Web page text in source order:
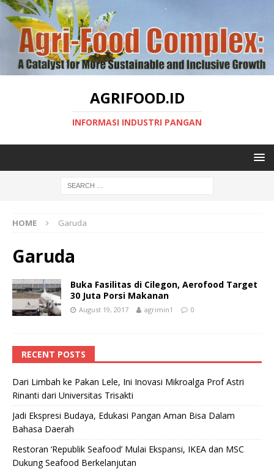
AGRIFOOD.ID
INFORMASI INDUSTRI PANGAN
HOME Garuda
Garuda
Buka Fasilitas di Cilegon, Aerofood Target
30 Juta Porsi Makanan
August 19, 2017 agrimin1 0
RECENT POSTS
Dari Limbah ke Pakan Lele, Ini Inovasi Mikroalga Prof Astri
Rinanti dari Universitas Trisakti
Jadi Ekspresi Budaya, Edukasi Pangan Aman Bisa Dalam
Bahasa Daerah
Restoran ‘Republik Seafood’ Mulai Ekspansi, IKEA dan MSC
Dukung Seafood Berkelanjutan